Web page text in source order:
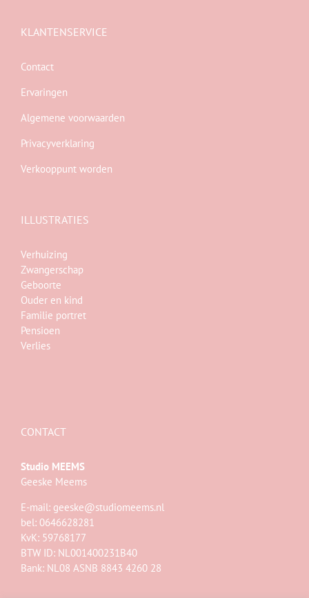
KLANTENSERVICE
Contact
Ervaringen
Algemene voorwaarden
Privacyverklaring
Verkooppunt worden
ILLUSTRATIES
Verhuizing
Zwangerschap
Geboorte
Ouder en kind
Familie portret
Pensioen
Verlies
CONTACT
Studio MEEMS
Geeske Meems
E-mail: geeske@studiomeems.nl
bel: 0646628281
KvK: 59768177
BTW ID: NL001400231B40
Bank: NL08 ASNB 8843 4260 28